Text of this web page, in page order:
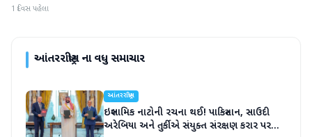
1 દિવસ પહેલા
આંતરરાષ્ટ્રીયના વધુ સમાચાર
આંતરરાષ્ટ્રીય
ઇસ્લામિક નાટોની રચના થઈ! પાકિસ્તાન, સાઉદી
અરેબિયા અને તુર્કીએ સંયુક્ત સંરક્ષણ કરાર પર